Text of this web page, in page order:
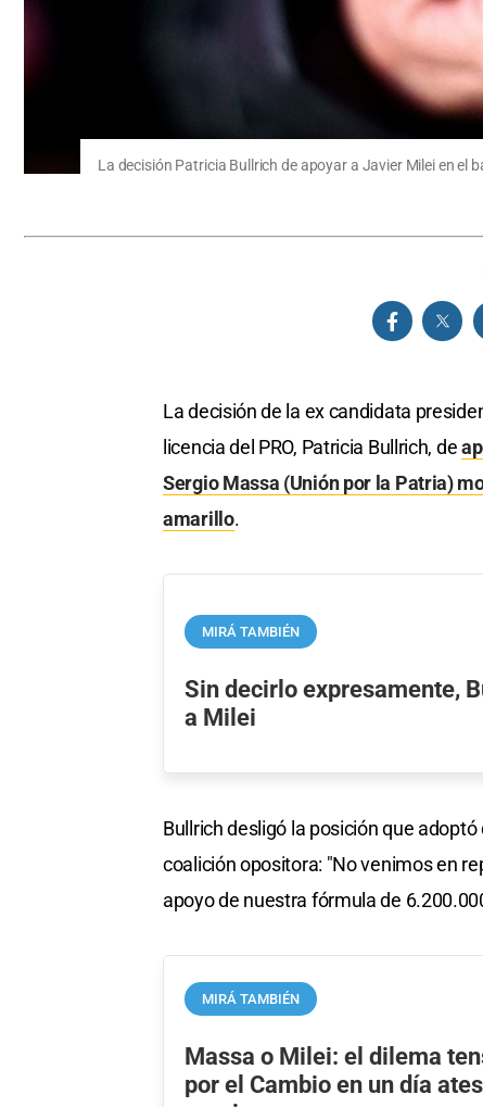
La decisión Patricia Bullrich de apoyar a Javier Milei en el
La decisión de la ex candidata
licencia del PRO, Patricia Bullrich, de
Sergio Massa (Unión por la Patria)
amarillo.
MIRÁ TAMBIÉN
Sin decirlo expresamente,
a Milei
Bullrich desligó la posición que
coalición opositora: "No venimos en
apoyo de nuestra fórmula de
MIRÁ TAMBIÉN
Massa o Milei: el dilema
por el Cambio en un día